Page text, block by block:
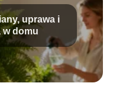
uprawa i
w domu